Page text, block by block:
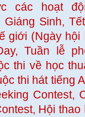
các hoạt
Giáng Sinh,
giới (Ngày hội
Tuần lễ
thi về học
thi hát tiếng
Contest,
Hội